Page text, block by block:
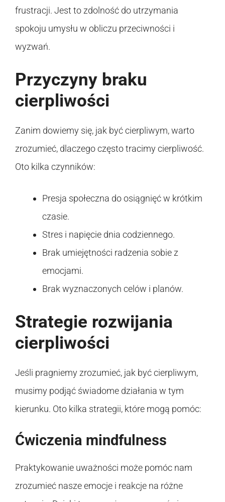
frustracji. Jest to zdolność do utrzymania
spokoju umysłu w obliczu przeciwności i
wyzwań.
Przyczyny braku
cierpliwości
Zanim dowiemy się, jak być cierpliwym, warto
zrozumieć, dlaczego często tracimy cierpliwość.
Oto kilka czynników:
Presja społeczna do osiągnięć w krótkim
czasie.
Stres i napięcie dnia codziennego.
Brak umiejętności radzenia sobie z
emocjami.
Brak wyznaczonych celów i planów.
Strategie rozwijania
cierpliwości
Jeśli pragniemy zrozumieć, jak być cierpliwym,
musimy podjąć świadome działania w tym
kierunku. Oto kilka strategii, które mogą pomóc:
Ćwiczenia mindfulness
Praktykowanie uważności może pomóc nam
zrozumieć nasze emocje i reakcje na różne